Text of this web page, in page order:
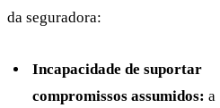
da seguradora:
Incapacidade de suportar
compromissos assumidos: a